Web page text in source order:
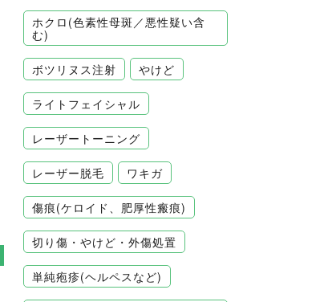
ホクロ(色素性母斑／悪性疑い含
む)
ボツリヌス注射 やけど
ライトフェイシャル
レーザートーニング
レーザー脱毛 ワキガ
傷痕(ケロイド、肥厚性瘢痕)
切り傷・やけど・外傷処置
単純疱疹(ヘルペスなど)